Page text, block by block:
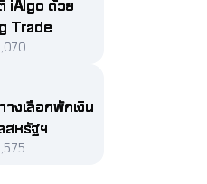
iAlgo ด้วย
Trade
างเลือกพักเงิน
สหรัฐฯ